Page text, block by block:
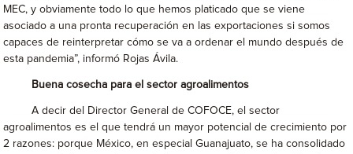
MEC, y obviamente todo lo que hemos platicado que se viene
asociado a una pronta recuperación en las exportaciones si somos
capaces de reinterpretar cómo se va a ordenar el mundo después de
esta pandemia”, informó Rojas Ávila.
Buena cosecha para el sector agroalimentos
A decir del Director General de COFOCE, el sector
agroalimentos es el que tendrá un mayor potencial de crecimiento por
2 razones: porque México, en especial Guanajuato, se ha consolidado